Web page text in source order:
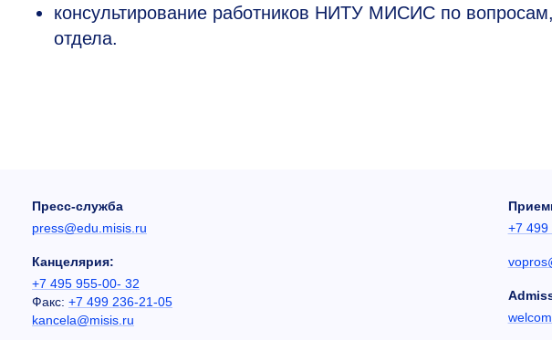
консультирование работников НИТУ МИСИС по
отдела.
Пресс-служба
press@edu.misis.ru
Канцелярия:
+7 495 955-00- 32
Факс: +7 499 236-21-05
kancela@misis.ru
+7 499